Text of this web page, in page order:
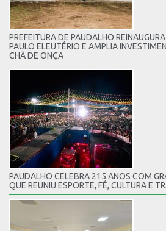
PREFEITURA DE PAUDALHO
PAULO ELEUTÉRIO E AMPLIA
CHÃ DE ONÇA
PAUDALHO CELEBRA 215 ANOS COM
QUE REUNIU ESPORTE, FÉ, CULTURA E